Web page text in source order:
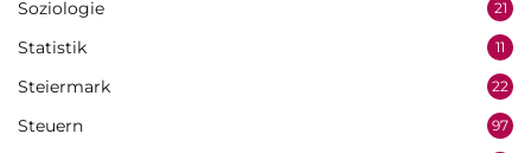
Soziologie 21
Statistik 11
Steiermark 22
Steuern 97